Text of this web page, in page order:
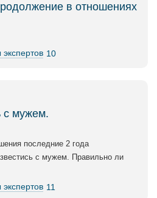
в отношениях
10
с мужем.
последние 2 года
с мужем. Правильно ли
11